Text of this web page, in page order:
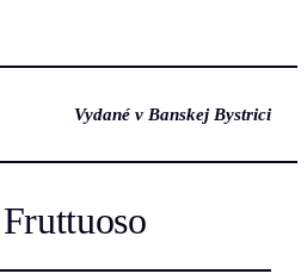
Vydané v Banskej Bystrici